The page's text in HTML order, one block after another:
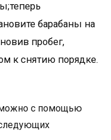
барабаны на
пробег,
к снятию порядке.
можно с помощью